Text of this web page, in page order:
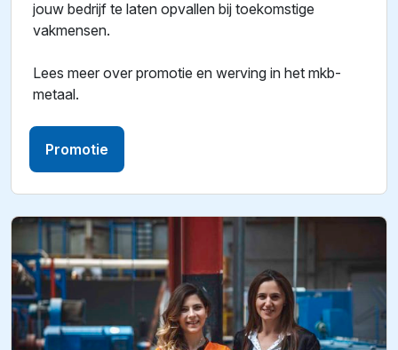
jouw bedrijf te laten opvallen bij toekomstige
vakmensen.
Lees meer over promotie en werving in het mkb-
metaal.
Promotie